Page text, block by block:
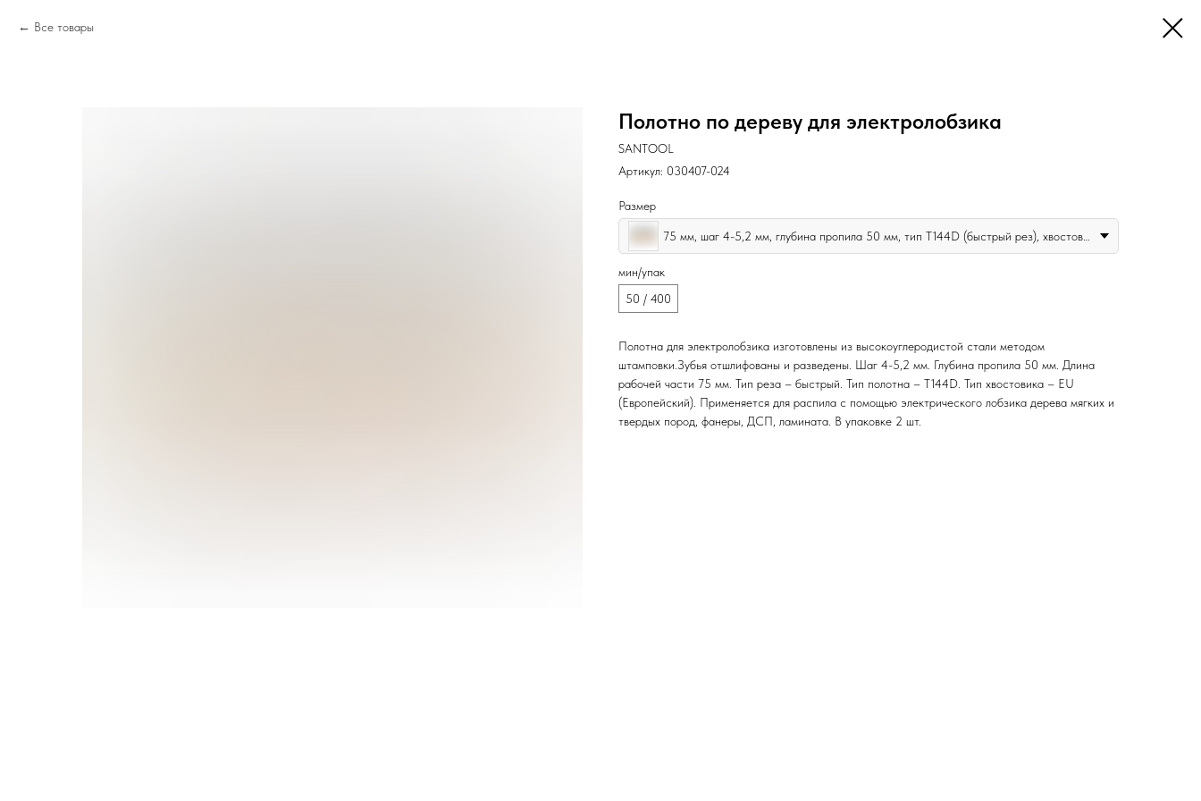
Все товары
Полотно по дереву для электролобзика
SANTOOL
Артикул: 030407-024
Размер
мин/упак
50 / 400
Полотна для электролобзика изготовлены из высокоуглеродистой стали методом
штамповки.Зубья отшлифованы и разведены. Шаг 4-5,2 мм. Глубина пропила 50 мм. Длина
рабочей части 75 мм. Тип реза – быстрый. Тип полотна – T144D. Тип хвостовика – EU
(Европейский). Применяется для распила с помощью электрического лобзика дерева мягких и
твердых пород, фанеры, ДСП, ламината. В упаковке 2 шт.